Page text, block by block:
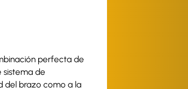
perfecta de
sistema de
del brazo como a la